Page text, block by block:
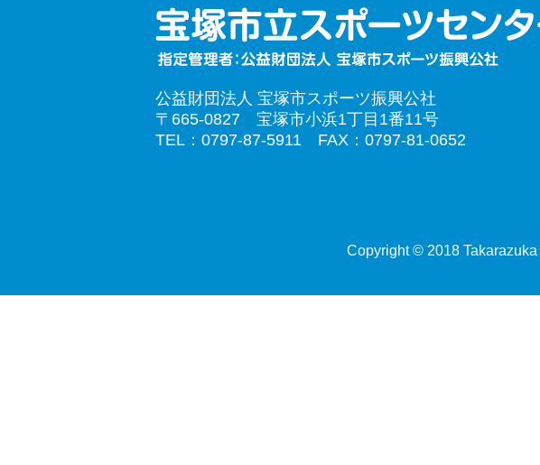
公益財団法人 宝塚市スポーツ振興公社
〒665-0827 宝塚市小浜1丁目1番11号
TEL：0797-87-5911 FAX：0797-81-0652
Copyright © 2018